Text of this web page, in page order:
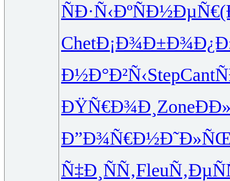
ÑÐ·Ñ‹ÐºÑÐ½ÐµÑ€
ChetÐ¡Ð¾Ð±Ð¾
Ð½Ð°Ð²Ñ‹StepCant
ÐŸÑ€Ð¾Ð¸ Zone
Ð”Ð¾Ñ€Ð½
Ñ‡Ð¸ÑÑ‚Fleu